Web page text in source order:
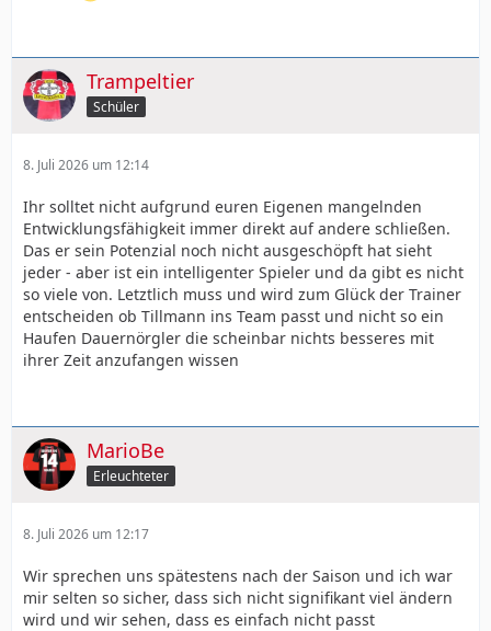
Trampeltier
Schüler
8. Juli 2026 um 12:14
Ihr solltet nicht aufgrund euren Eigenen mangelnden
Entwicklungsfähigkeit immer direkt auf andere schließen.
Das er sein Potenzial noch nicht ausgeschöpft hat sieht
jeder - aber ist ein intelligenter Spieler und da gibt es nicht
so viele von. Letztlich muss und wird zum Glück der Trainer
entscheiden ob Tillmann ins Team passt und nicht so ein
Haufen Dauernörgler die scheinbar nichts besseres mit
ihrer Zeit anzufangen wissen
MarioBe
Erleuchteter
8. Juli 2026 um 12:17
Wir sprechen uns spätestens nach der Saison und ich war
mir selten so sicher, dass sich nicht signifikant viel ändern
wird und wir sehen, dass es einfach nicht passt